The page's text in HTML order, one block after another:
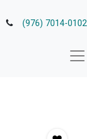
(976) 7014-0102